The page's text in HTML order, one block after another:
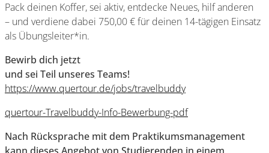
Pack deinen Koffer, sei aktiv, entdecke Neues, hilf anderen
– und verdiene dabei 750,00 € für deinen 14-tägigen Einsatz
als Übungsleiter*in.
Bewirb dich jetzt
und sei Teil unseres Teams!
https://www.quertour.de/jobs/travelbuddy
quertour-Travelbuddy-Info-Bewerbung-pdf
Nach Rücksprache mit dem Praktikumsmanagement